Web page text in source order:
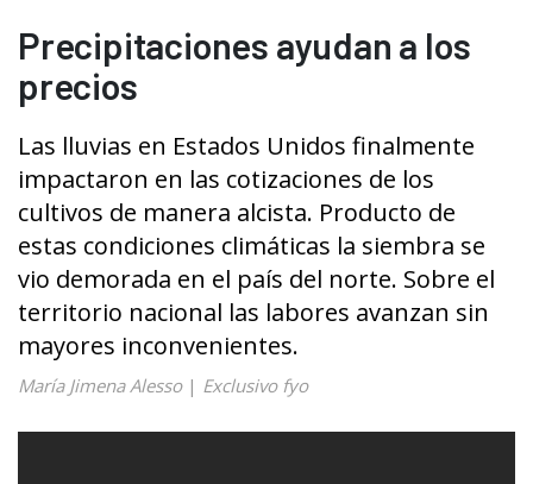
Precipitaciones ayudan a los
precios
Las lluvias en Estados Unidos finalmente
impactaron en las cotizaciones de los
cultivos de manera alcista. Producto de
estas condiciones climáticas la siembra se
vio demorada en el país del norte. Sobre el
territorio nacional las labores avanzan sin
mayores inconvenientes.
María Jimena Alesso| Exclusivo fyo